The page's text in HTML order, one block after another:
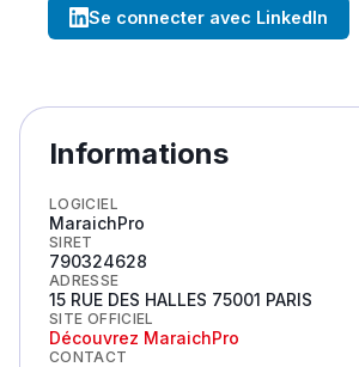
Se connecter avec LinkedIn
Informations
LOGICIEL
MaraichPro
SIRET
790324628
ADRESSE
15 RUE DES HALLES 75001 PARIS
SITE OFFICIEL
Découvrez MaraichPro
CONTACT